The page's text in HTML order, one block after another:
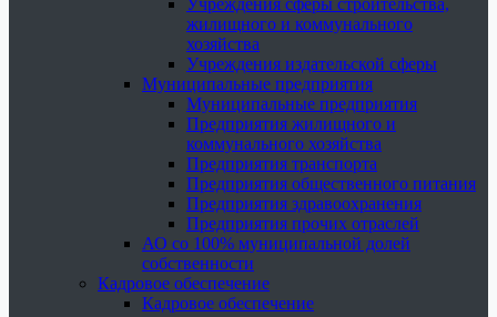
Учреждения сферы строительства,
жилищного и коммунального
хозяйства
Учреждения издательской сферы
Муниципальные предприятия
Муниципальные предприятия
Предприятия жилищного и
коммунального хозяйства
Предприятия транспорта
Предприятия общественного питания
Предприятия здравоохранения
Предприятия прочих отраслей
АО со 100% муниципальной долей
собственности
Кадровое обеспечение
Кадровое обеспечение